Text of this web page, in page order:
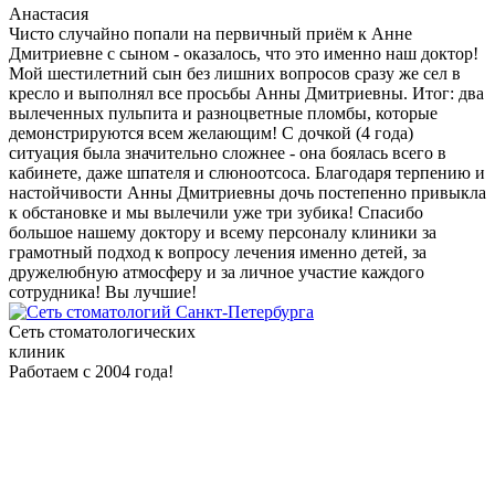
звонок
клиники
Анастасия
Чисто случайно попали на первичный приём к Анне
Дмитриевне с сыном - оказалось, что это именно наш доктор!
Мой шестилетний сын без лишних вопросов сразу же сел в
кресло и выполнял все просьбы Анны Дмитриевны. Итог: два
вылеченных пульпита и разноцветные пломбы, которые
демонстрируются всем желающим! С дочкой (4 года)
ситуация была значительно сложнее - она боялась всего в
кабинете, даже шпателя и слюноотсоса. Благодаря терпению и
настойчивости Анны Дмитриевны дочь постепенно привыкла
к обстановке и мы вылечили уже три зубика! Спасибо
большое нашему доктору и всему персоналу клиники за
грамотный подход к вопросу лечения именно детей, за
дружелюбную атмосферу и за личное участие каждого
сотрудника! Вы лучшие!
Сеть стоматологических
клиник
Работаем с 2004 года!